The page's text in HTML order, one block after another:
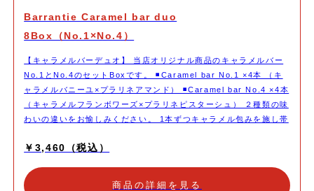
Barrantie Caramel bar duo
8Box（No.1×No.4）
【キャラメルバーデュオ】 当店オリジナル商品のキャラメルバー
No.1とNo.4のセットBoxです。 ◾️Caramel bar No.1 ×4本 （キ
ャラメルバニーユ×プラリネアマンド） ◾️Caramel bar No.4 ×4本
（キャラメルフランボワーズ×プラリネピスターシュ） ２種類の味
わいの違いをお愉しみください。 1本ずつキャラメル包みを施し帯
￥3,460（税込）
商品の詳細を見る